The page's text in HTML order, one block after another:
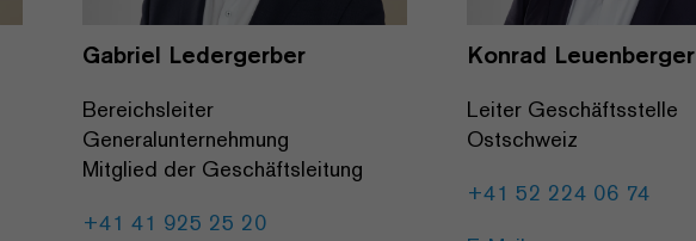
Gabriel Ledergerber
Bereichsleiter
Generalunternehmung
Mitglied der Geschäftsleitung
+41 41 925 25 20
Konrad Leuenberger
Leiter Geschäftsstelle
Ostschweiz
+41 52 224 06 74